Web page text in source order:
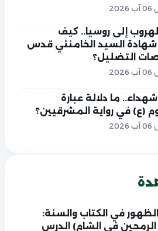
إلى روسيا.. كيف
السيد الخامنئي قدس
التضليل؟
ما دلالة عبارة
(ع) في رواية المشرقيين؟
في الكتاب والسنة:
الرمحين في الشام) الدرس